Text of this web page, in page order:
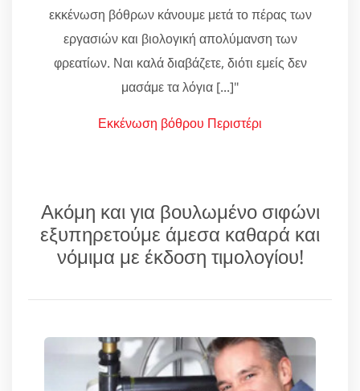
εκκένωση βόθρων κάνουμε μετά το πέρας των
εργασιών και βιολογική απολύμανση των
φρεατίων. Ναι καλά διαβάζετε, διότι εμείς δεν
μασάμε τα λόγια [...]"
Εκκένωση βόθρου Περιστέρι
Ακόμη και για βουλωμένο σιφώνι
εξυπηρετούμε άμεσα καθαρά και
νόμιμα με έκδοση τιμολογίου!